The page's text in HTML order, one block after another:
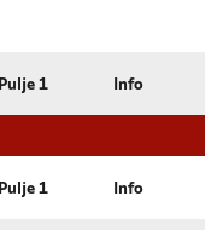
Pulje 1 Info
Pulje 1 Info